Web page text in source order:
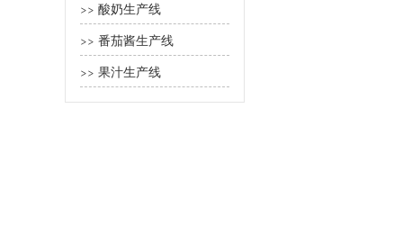
>> 酸奶生产线
>> 番茄酱生产线
>> 果汁生产线